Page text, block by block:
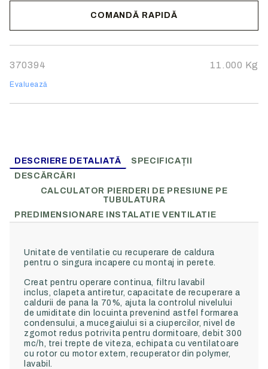
COMANDĂ RAPIDĂ
Noi vă vom contacta pentru finalizarea comenzii.
370394 11.000 Kg
Evaluează
DESCRIERE DETALIATĂ
SPECIFICAȚII
DESCĂRCĂRI
CALCULATOR PIERDERI DE PRESIUNE PE
TUBULATURA
PREDIMENSIONARE INSTALATIE VENTILATIE
Unitate de ventilatie cu recuperare de caldura
pentru o singura incapere cu montaj in perete.
Creat pentru operare continua, filtru lavabil
inclus,clapeta antiretur,capacitate de recuperare a
caldurii de pana la 70%, ajuta la controlul nivelului
de umiditate din locuinta prevenind astfel formarea
condensului, a mucegaiului si a ciupercilor,nivel de
zgomot redus potrivita pentru dormitoare,debit 300
mc/h, trei trepte de viteza,echipata cu ventilatoare
cu rotor cu motor extern,recuperator din polymer,
lavabil.